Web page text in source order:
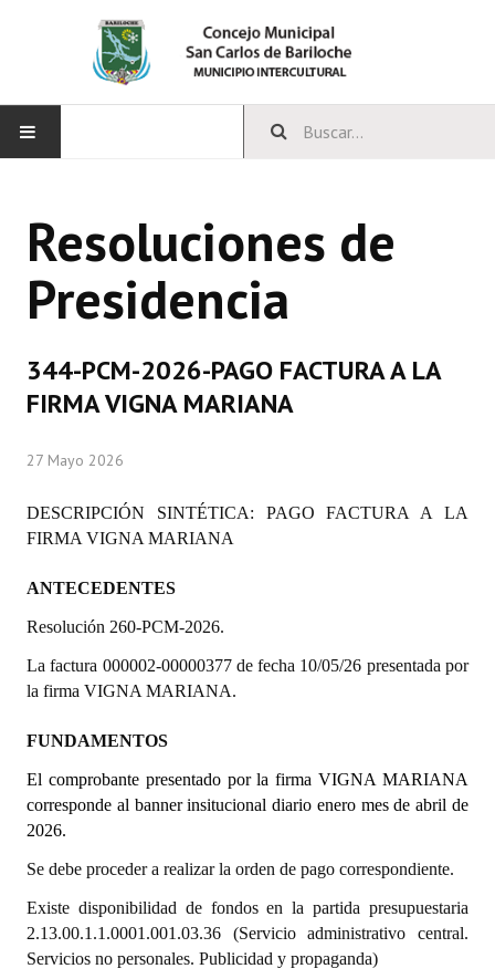
CONCEJO
Bloques Políticos
Comisiones Permanentes
Concejales Mandato Cumplido
Programas
Constitución Nacional
Constitución Provincial
Digesto
Informes de Gestión
Resoluciones de
Presidencia
344-PCM-2026-PAGO FACTURA A LA
FIRMA VIGNA MARIANA
27 Mayo 2026
DESCRIPCIÓN SINTÉTICA: PAGO FACTURA A LA
FIRMA VIGNA MARIANA
ANTECEDENTES
Resolución 260-PCM-2026.
La factura 000002-00000377 de fecha 10/05/26 presentada por
la firma VIGNA MARIANA.
FUNDAMENTOS
El comprobante presentado por la firma VIGNA MARIANA
corresponde al banner insitucional diario enero mes de abril de
2026.
Se debe proceder a realizar la orden de pago correspondiente.
Existe disponibilidad de fondos en la partida presupuestaria
2.13.00.1.1.0001.001.03.36 (Servicio administrativo central.
Servicios no personales. Publicidad y propaganda)